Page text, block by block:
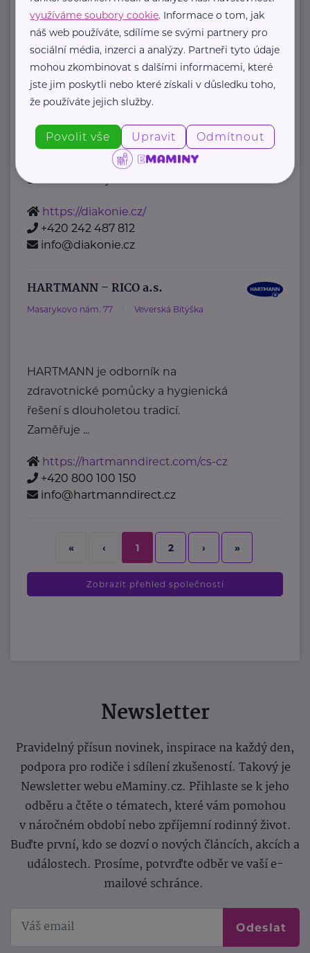
Komu pomáháme
Děti, mládež, rodiny
Lidé se znevýhodněním
Senioři
Nevyléčitelně nemocní a umírající
Lidé v nouzi
Jiná pomoc
Diakonie ČCE je ...
https://diakonie.cz/
+420 242 487 812
info@diakonie.cz
HARTMANN – RICO a.s.
Masarykovo nám. 77 Veverská Bítýška
HARTMANN je odborník na
zdravotnické pomůcky a hygienická
řešení s dlouholetou tradicí.
Zaměřuje ...
https://hartmanndirect.com/cs-cz
+420 800 100 150
info@hartmanndirect.cz
« ‹ 1 2 › »
Zobrazit přehled společností
Newsletter
Pravidelný přísun novinek, inspirace na každý den,
podpora pro rodiče i sdílení zkušeností. Takový je
Newsletter webu eMaminy.cz. Přihlaste se k jeho
odběru a čtěte o tématech, které vám pomohou
v náročném období nebo zpříjemní rodinný život.
Buďte první, kdo se dozví o nových článcích, akcích a
událostech. Prosíme, potvrďte odběr ve vaší e-
mailové schránce.
Odeslat
využíváme soubory cookie. Informace o tom, jak
náš web používáte, sdílíme se svými partnery pro
sociální média, inzerci a analýzy. Partneři tyto údaje
mohou zkombinovat s dalšími informacemi, které
jste jim poskytli nebo které získali v důsledku toho,
že používáte jejich služby.
Povolit vše Upravit Odmítnout